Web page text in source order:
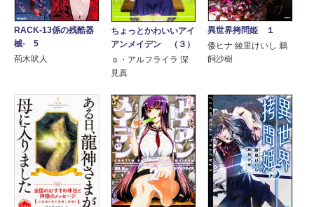
RACK‐13係の残酷器
械‐ 5
荊木吠人
ちょっとかわいいアイ
アンメイデン （３）
ａ・アルフライラ 深
見真
異世界拷問姫 １
倭ヒナ 綾里けいし 鵜
飼沙樹